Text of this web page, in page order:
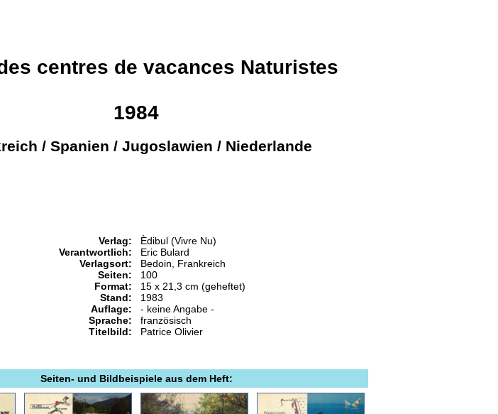
centres de vacances Naturistes
1984
/ Spanien / Jugoslawien / Niederlande
Verlag:
Verantwortlich:
Verlagsort:
Seiten:
Format:
Stand:
Auflage:
Sprache:
Titelbild:
Èdibul (Vivre Nu)
Eric Bulard
Bedoin, Frankreich
100
15 x 21,3 cm (geheftet)
1983
- keine Angabe -
französisch
Patrice Olivier
Seiten- und Bildbeispiele aus dem Heft: